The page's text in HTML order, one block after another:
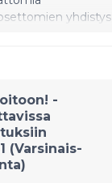
yhdistys
kriisi myös
-
Ville Niinistö,
Kivelä ja
-
(Varsinais-